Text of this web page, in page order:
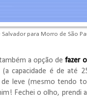
para Morro de São
a opção defazer
capacidade é de até
leve (mesmo tendo
Fechei o olho, prendi